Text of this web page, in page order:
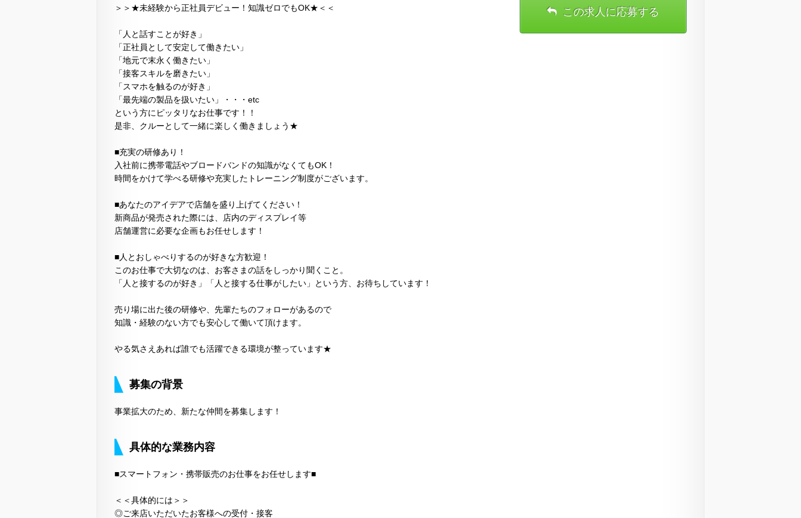
＞＞★未経験から正社員デビュー！知識ゼロでもOK★＜＜
「人と話すことが好き」
「正社員として安定して働きたい」
「地元で末永く働きたい」
「接客スキルを磨きたい」
「スマホを触るのが好き」
「最先端の製品を扱いたい」・・・etc
という方にピッタリなお仕事です！！
是非、クルーとして一緒に楽しく働きましょう★
■充実の研修あり！
入社前に携帯電話やブロードバンドの知識がなくてもOK！
時間をかけて学べる研修や充実したトレーニング制度がございます。
■あなたのアイデアで店舗を盛り上げてください！
新商品が発売された際には、店内のディスプレイ等
店舗運営に必要な企画もお任せします！
■人とおしゃべりするのが好きな方歓迎！
このお仕事で大切なのは、お客さまの話をしっかり聞くこと。
「人と接するのが好き」「人と接する仕事がしたい」という方、お待ちしています！
売り場に出た後の研修や、先輩たちのフォローがあるので
知識・経験のない方でも安心して働いて頂けます。
やる気さえあれば誰でも活躍できる環境が整っています★
募集の背景
事業拡大のため、新たな仲間を募集します！
具体的な業務内容
■スマートフォン・携帯販売のお仕事をお任せします■
＜＜具体的には＞＞
◎ご来店いただいたお客様への受付・接客
この求人に応募する